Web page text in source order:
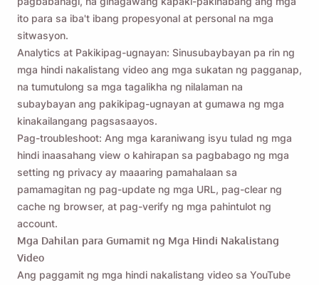
ito para sa iba't ibang propesyonal at personal na mga
sitwasyon.
Analytics at Pakikipag-ugnayan: Sinusubaybayan pa rin ng
mga hindi nakalistang video ang mga sukatan ng pagganap,
na tumutulong sa mga tagalikha ng nilalaman na
subaybayan ang pakikipag-ugnayan at gumawa ng mga
kinakailangang pagsasaayos.
Pag-troubleshoot: Ang mga karaniwang isyu tulad ng mga
hindi inaasahang view o kahirapan sa pagbabago ng mga
setting ng privacy ay maaaring pamahalaan sa
pamamagitan ng pag-update ng mga URL, pag-clear ng
cache ng browser, at pag-verify ng mga pahintulot ng
account.
Mga Dahilan para Gumamit ng Mga Hindi Nakalistang
Video
Ang paggamit ng mga hindi nakalistang video sa YouTube